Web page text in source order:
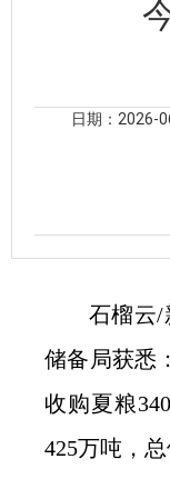
日期：2026-
石榴云/
储备局获悉
收购夏粮
425万吨，